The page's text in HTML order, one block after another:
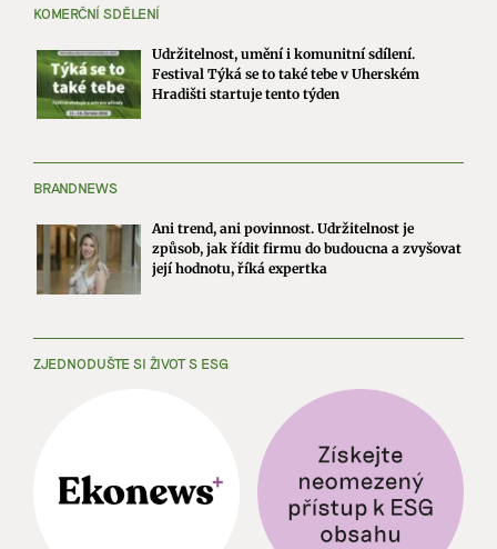
KOMERČNÍ SDĚLENÍ
Udržitelnost, umění i komunitní sdílení.
Festival Týká se to také tebe v Uherském
Hradišti startuje tento týden
BRANDNEWS
Ani trend, ani povinnost. Udržitelnost je
způsob, jak řídit firmu do budoucna a zvyšovat
její hodnotu, říká expertka
ZJEDNODUŠTE SI ŽIVOT S ESG